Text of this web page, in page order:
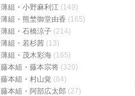
薄組・小野麻利江 (149)
薄組・熊埜御堂由香 (165)
薄組・石橋涼子 (214)
薄組・若杉茜 (13)
薄組・茂木彩海 (165)
藤本組・藤本宗将 (320)
藤本組・村山覚 (84)
藤本組・阿部広太郎 (27)